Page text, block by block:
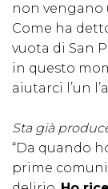
non vengano
Come ha
vuota di San
in questo
aiutarci l’un
Sta già
“Da quando
prime